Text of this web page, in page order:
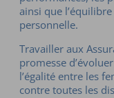
ainsi que
personnelle.
Travailler aux
promesse
l’égalité entre les
contre toutes les